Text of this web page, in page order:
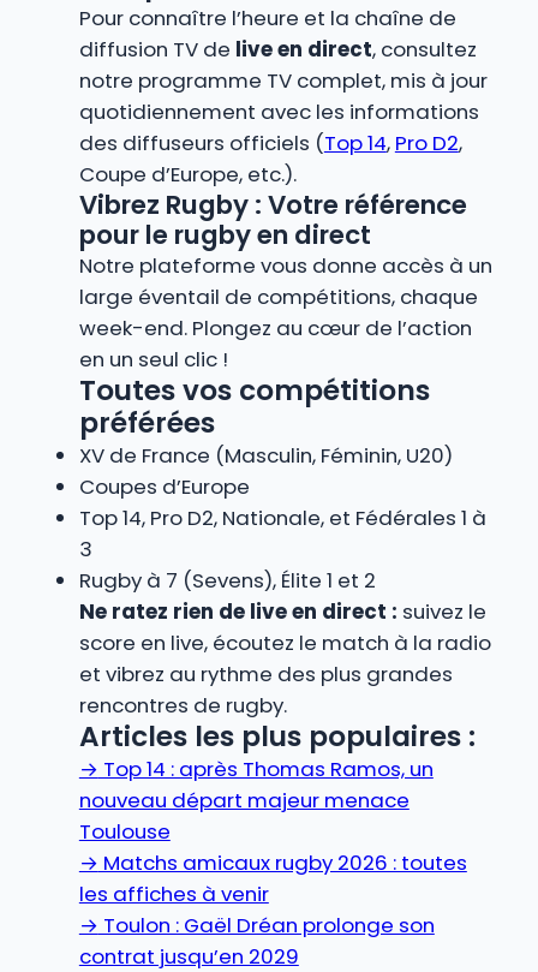
Pour connaître l’heure et la chaîne de
diffusion TV de live en direct, consultez
notre programme TV complet, mis à jour
quotidiennement avec les informations
des diffuseurs officiels (Top 14, Pro D2,
Coupe d’Europe, etc.).
Vibrez Rugby : Votre référence
pour le rugby en direct
Notre plateforme vous donne accès à un
large éventail de compétitions, chaque
week-end. Plongez au cœur de l’action
en un seul clic !
Toutes vos compétitions
préférées
XV de France (Masculin, Féminin, U20)
Coupes d’Europe
Top 14, Pro D2, Nationale, et Fédérales 1 à
3
Rugby à 7 (Sevens), Élite 1 et 2
Ne ratez rien de live en direct : suivez le
score en live, écoutez le match à la radio
et vibrez au rythme des plus grandes
rencontres de rugby.
Articles les plus populaires :
→ Top 14 : après Thomas Ramos, un
nouveau départ majeur menace
Toulouse
→ Matchs amicaux rugby 2026 : toutes
les affiches à venir
→ Toulon : Gaël Dréan prolonge son
contrat jusqu’en 2029